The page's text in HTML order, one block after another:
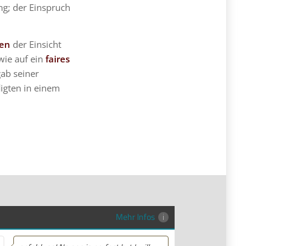
der Einspruch
der Einsicht
auf ein faires
seiner
in einem
Mehr Infos